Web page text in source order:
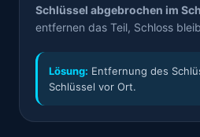
Schlüssel abgebrochen im
entfernen das Teil, Schloss
Lösung: Entfernung des
Schlüssel vor Ort.